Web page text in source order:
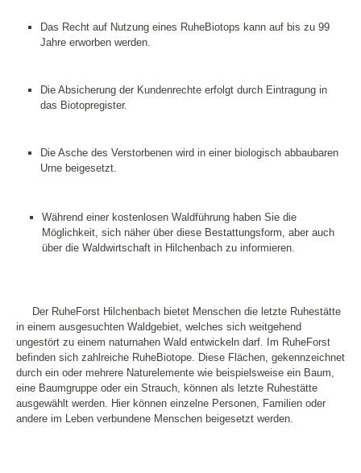
Das Recht auf Nutzung eines RuheBiotops kann auf bis zu 99
Jahre erworben werden.
Die Absicherung der Kundenrechte erfolgt durch Eintragung in
das Biotopregister.
Die Asche des Verstorbenen wird in einer biologisch abbaubaren
Urne beigesetzt.
Während einer kostenlosen Waldführung haben Sie die
Möglichkeit, sich näher über diese Bestattungsform, aber auch
über die Waldwirtschaft in Hilchenbach zu informieren.
Der RuheForst Hilchenbach bietet Menschen die letzte Ruhestätte
in einem ausgesuchten Waldgebiet, welches sich weitgehend
ungestört zu einem naturnahen Wald entwickeln darf.
Im RuheForst
befinden sich zahlreiche RuheBiotope. Diese Flächen, gekennzeichnet
durch ein oder mehrere Naturelemente wie beispielsweise ein Baum,
eine Baumgruppe oder ein Strauch, können als letzte Ruhestätte
ausgewählt werden.
Hier können einzelne Personen, Familien oder
andere im Leben verbundene Menschen beigesetzt werden.